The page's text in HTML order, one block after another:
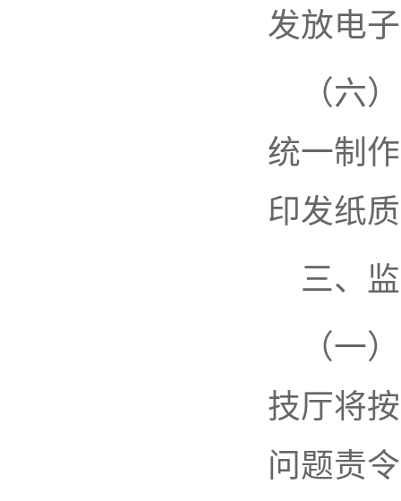
发放电
（六
统一制
印发纸
三、
（一
技厅将
问题责